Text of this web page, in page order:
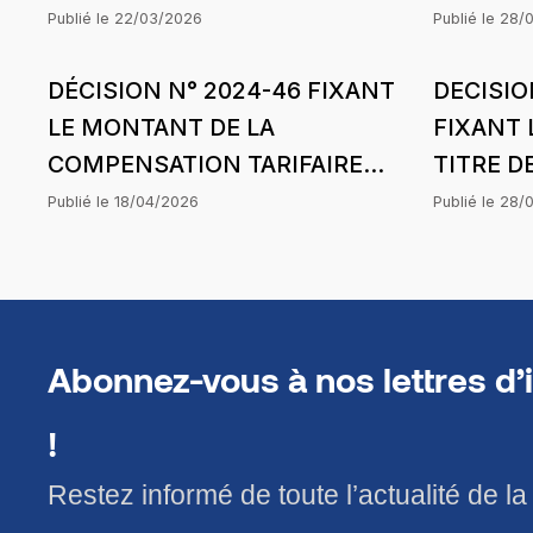
RAFFINAGE (SAR) AU TITRE
SUR SON ACTIVITE DE
RAFFINAGE SUBIES SUR LA
PERIODE D’APPLICATION DE
LA STRUCTURE DES PRIX DU
Publié le 22/03/2026
LA
DE LA
Publié le 28/
DÉCISION N° 2024-46 FIXANT
LE MONTANT DE LA
COMPENSATION TARIFAIRE
DU MOIS D’AOUT 2024 DE
DES TARIFS
Publié le18/04/2026
FIXANT
TITRE
Publié le 28/
Abonnez-vous à nos lettres
!
Restez informé de toute l’actualité de